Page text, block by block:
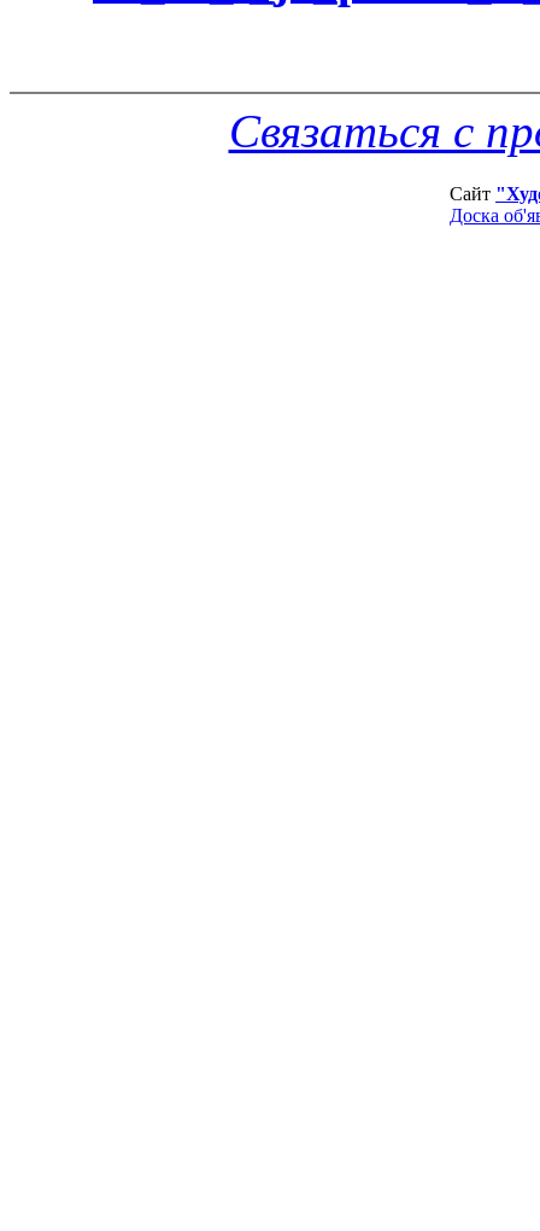
Связаться с
Сайт
Доска